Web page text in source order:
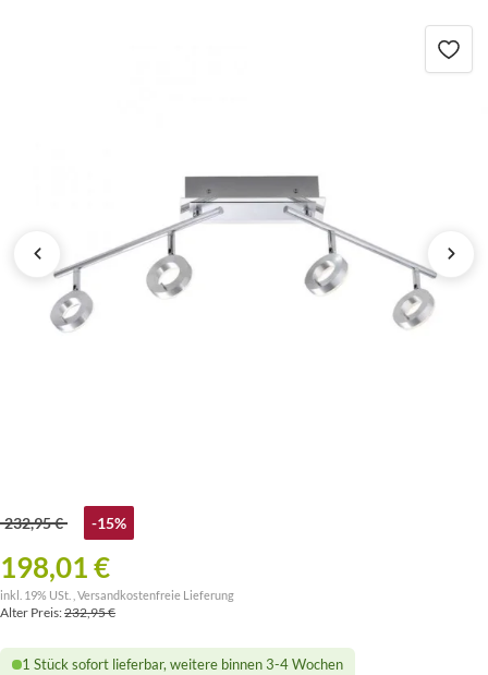
232,95 € -15%
198,01 €
inkl. 19% USt. , Versandkostenfreie Lieferung
Alter Preis:232,95 €
1 Stück sofort lieferbar, weitere binnen 3-4 Wochen